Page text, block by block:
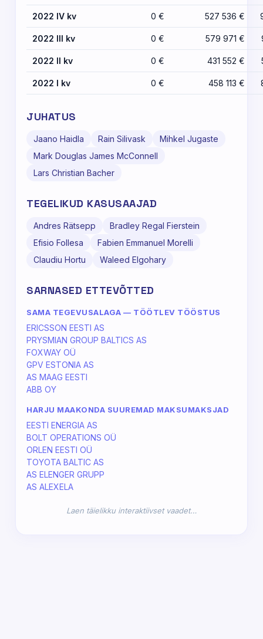
2022 IV kv 0 € 527 536 €
2022 III kv 0 € 579 971 €
2022 II kv 0 € 431 552 €
2022 I kv 0 € 458 113 €
JUHATUS
Jaano Haidla Rain Silivask
Mihkel Jugaste
Mark Douglas James McConnell
Lars Christian Bacher
TEGELIKUD KASUSAAJAD
Andres Rätsepp
Bradley Regal Fierstein
Efisio Follesa
Fabien Emmanuel Morelli
Claudiu Hortu
Waleed Elgohary
SARNASED ETTEVÕTTED
SAMA TEGEVUSALAGA — TÖÖTLEV TÖÖSTUS
ERICSSON EESTI AS
PRYSMIAN GROUP BALTICS AS
FOXWAY OÜ
GPV ESTONIA AS
AS MAAG EESTI
ABB OY
HARJU MAAKONDA SUUREMAD MAKSUMAKSJAD
EESTI ENERGIA AS
BOLT OPERATIONS OÜ
ORLEN EESTI OÜ
TOYOTA BALTIC AS
AS ELENGER GRUPP
AS ALEXELA
Laen täielikku interaktiivset vaadet…